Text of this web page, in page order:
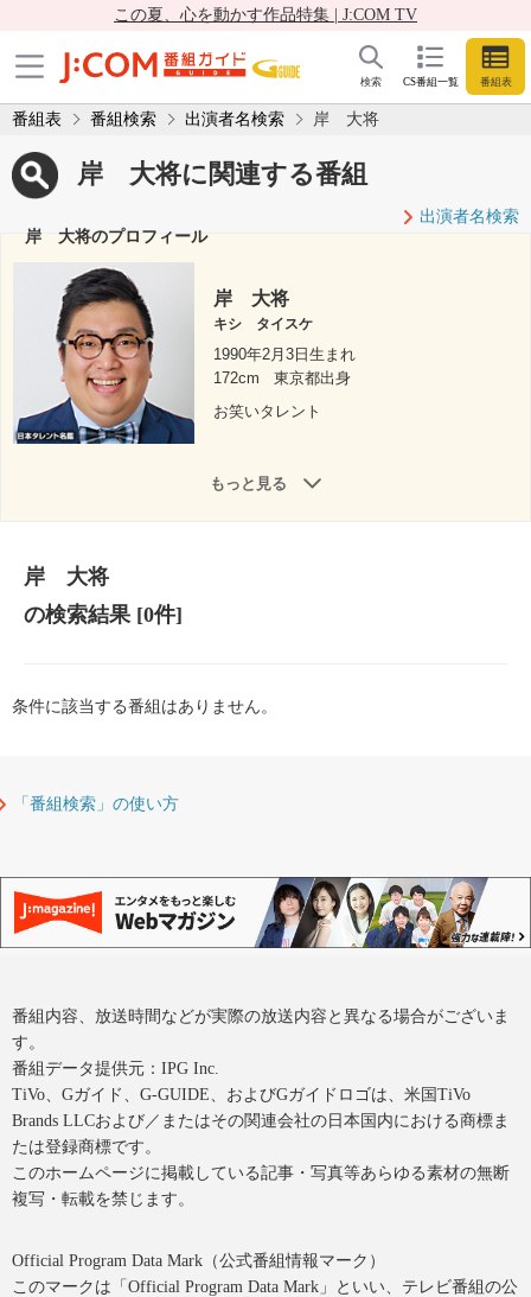
この夏、心を動かす作品特集 | J:COM TV
CS番組一覧 番組表
検索
番組表 番組検索 出演者名検索 岸 大将
岸 大将に関連する番組
出演者名検索
岸 大将のプロフィール
岸 大将
キシ タイスケ
1990年2月3日生まれ
172cm
東京都出身
お笑いタレント
もっと見る
岸 大将
の検索結果[0件]
条件に該当する番組はありません。
「番組検索」の使い方
番組内容、放送時間などが実際の放送内容と異なる場合がございま
す。
番組データ提供元：IPG Inc.
TiVo、Gガイド、G-GUIDE、およびGガイドロゴは、米国TiVo
Brands LLCおよび／またはその関連会社の日本国内における商標ま
たは登録商標です。
このホームページに掲載している記事・写真等あらゆる素材の無断
複写・転載を禁じます。
Official Program Data Mark（公式番組情報マーク）
このマークは「Official Program Data Mark」といい、テレビ番組の公